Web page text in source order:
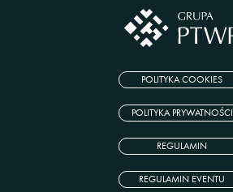
POLITYKA COOKIES
POLITYKA PRYWATNOŚCI
REGULAMIN
REGULAMIN EVENTU